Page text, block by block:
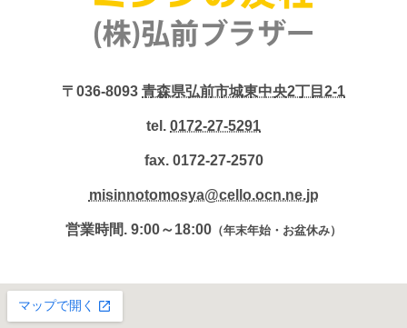
〒036-8093 青森県弘前市城東中央2丁目2-1
tel. 0172-27-5291
fax. 0172-27-2570
misinnotomosya@cello.ocn.ne.jp
営業時間. 9:00～18:00 （年末年始・お盆休み）